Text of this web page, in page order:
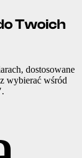
Twoich
dostosowane
wybierać wśród